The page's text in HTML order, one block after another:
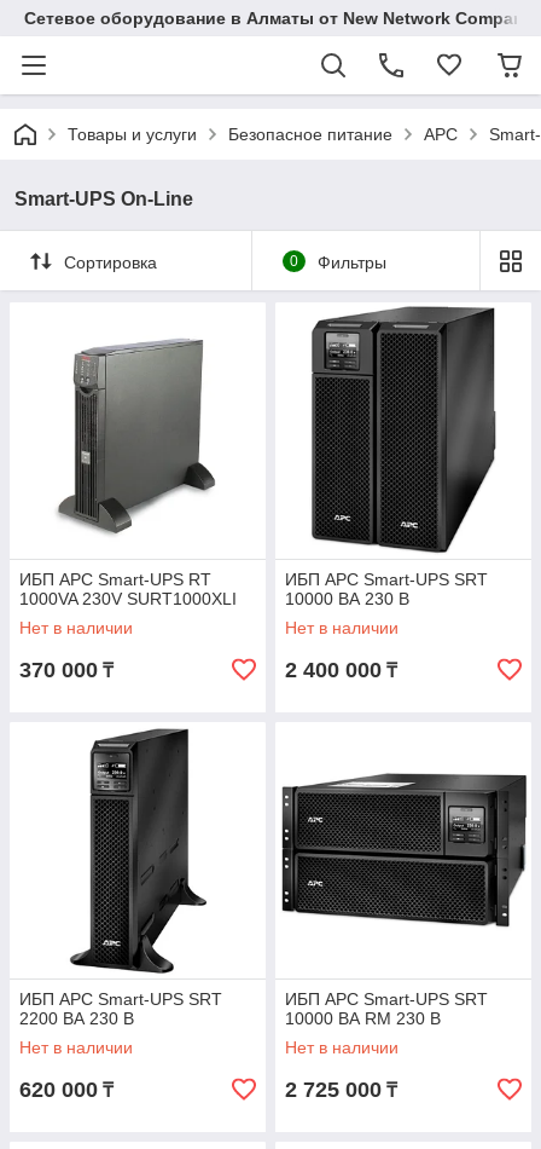
Сетевое оборудование в Алматы от New Network Company
Товары и услуги Безопасное питание APC
Smart-UPS On-Line
Сортировка 0 Фильтры
ИБП APC Smart-UPS RT
1000VA 230V SURT1000XLI
Нет в наличии
370 000 ₸
ИБП APC Smart-UPS SRT
10000 ВА 230 В
Нет в наличии
2 400 000 ₸
ИБП APC Smart-UPS SRT
2200 ВА 230 В
Нет в наличии
620 000 ₸
ИБП APC Smart-UPS SRT
10000 ВА RM 230 В
Нет в наличии
2 725 000 ₸